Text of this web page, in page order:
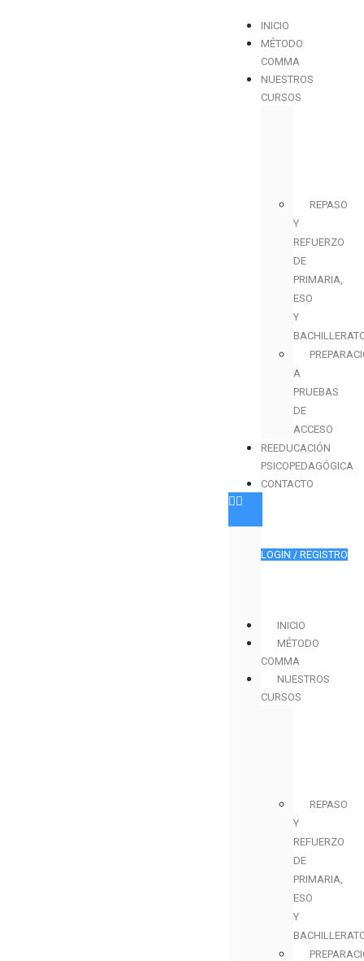
INICIO
MÉTODO
COMMA
NUESTROS
CURSOS
REPASO
Y
REFUERZO
DE
PRIMARIA,
ESO
Y
A
PRUEBAS
DE
ACCESO
REEDUCACIÓN
PSICOPEDAGÓGICA
CONTACTO
INICIO
MÉTODO
COMMA
NUESTROS
CURSOS
REPASO
Y
REFUERZO
DE
PRIMARIA,
ESO
Y
LOGIN / REGISTRO